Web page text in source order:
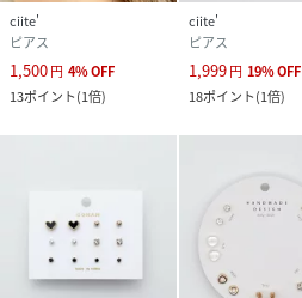
ciite'
ピアス
1,500円 4%OFF
13ポイント(1倍)
ciite'
ピアス
1,999円 19%OFF
18ポイント(1倍)